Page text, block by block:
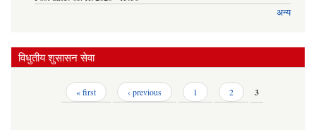
अन्य
विधुतीय शुसासन सेवा
« first ‹ previous 1 2 3